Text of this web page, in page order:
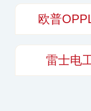
欧普
雷士电